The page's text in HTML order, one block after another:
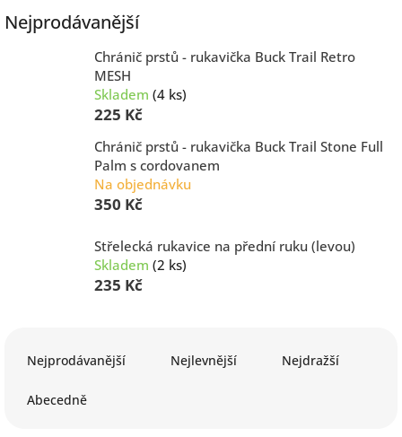
Nejprodávanější
Chránič prstů - rukavička Buck Trail Retro
MESH
Skladem (4 ks)
225 Kč
Chránič prstů - rukavička Buck Trail Stone Full
Palm s cordovanem
Na objednávku
350 Kč
Střelecká rukavice na přední ruku (levou)
Skladem (2 ks)
235 Kč
Nejprodávanější Nejlevnější Nejdražší
Abecedně